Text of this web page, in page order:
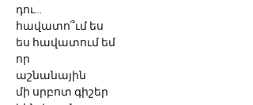
դու...
հավատո՞ւմ ես
ես հավատում եմ
որ
աշնանային
մի սրբոտ գիշեր